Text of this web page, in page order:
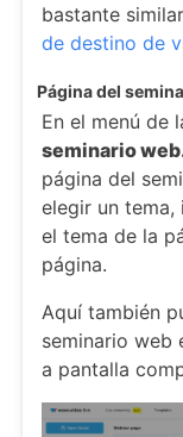
bastante
de destino de
Página del
En el menú de
seminario
página del
elegir un
el tema de la
página.
Aquí también
seminario web
a pantalla